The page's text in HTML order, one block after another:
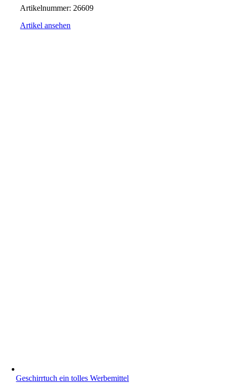
Artikelnummer: 26609
Artikel ansehen
Geschirrtuch ein tolles Werbemittel